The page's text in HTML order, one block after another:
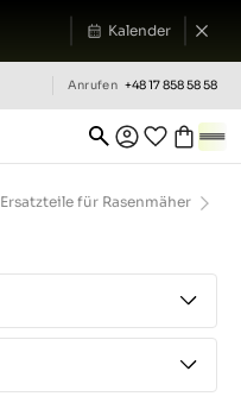
Kalender
Anrufen +48 17 858 58 58
Ersatzteile für Rasenmäher